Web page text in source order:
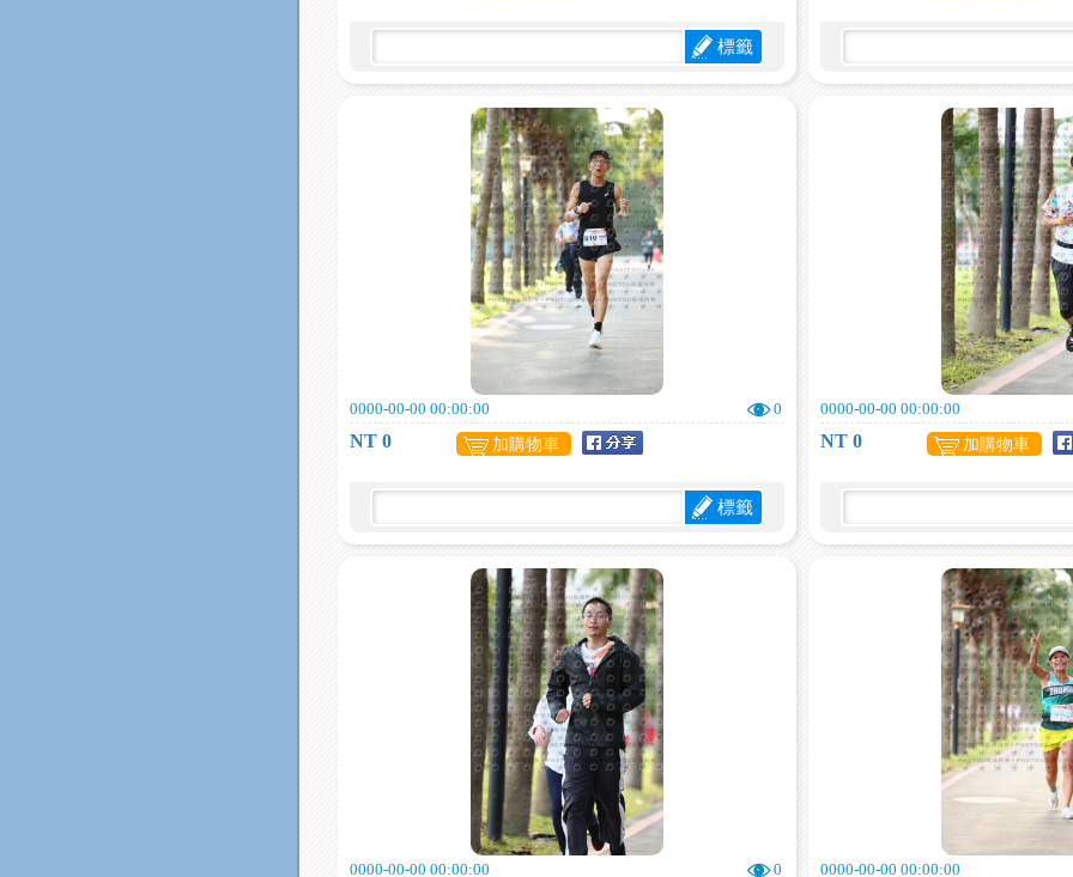
標籤
0000-00-00 00:00:00 0
NT 0 加購物車
標籤
0000-00-00 00:00:00
NT 0 加購物車
0000-00-00 00:00:00 0 0000-00-00 00:00:00